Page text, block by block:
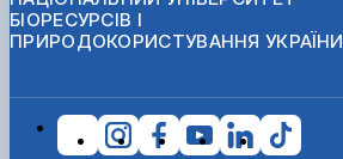
БІОРЕСУРСІВ І
ПРИРОДОКОРИСТУВАННЯ УКРАЇНИ